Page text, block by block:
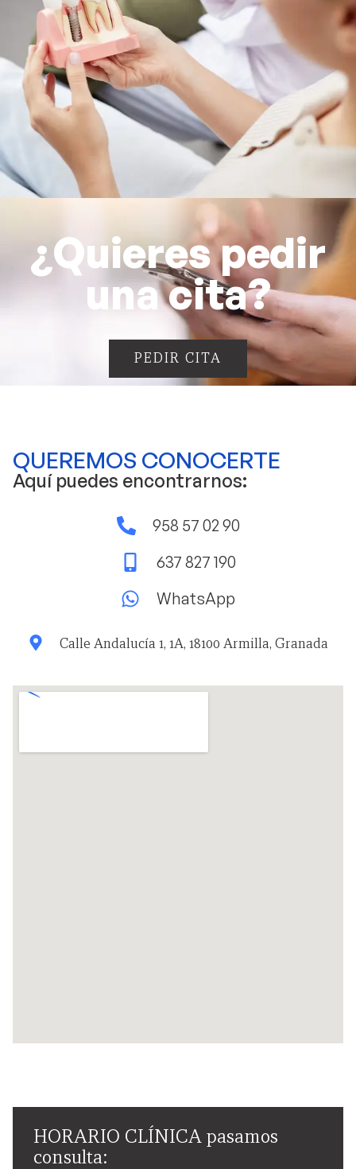
¿Quieres pedir
una cita?
PEDIR CITA
QUEREMOS CONOCERTE
Aquí puedes encontrarnos:
958 57 02 90
637 827 190
WhatsApp
Calle Andalucía 1, 1A, 18100 Armilla, Granada
HORARIO CLÍNICA pasamos
consulta: